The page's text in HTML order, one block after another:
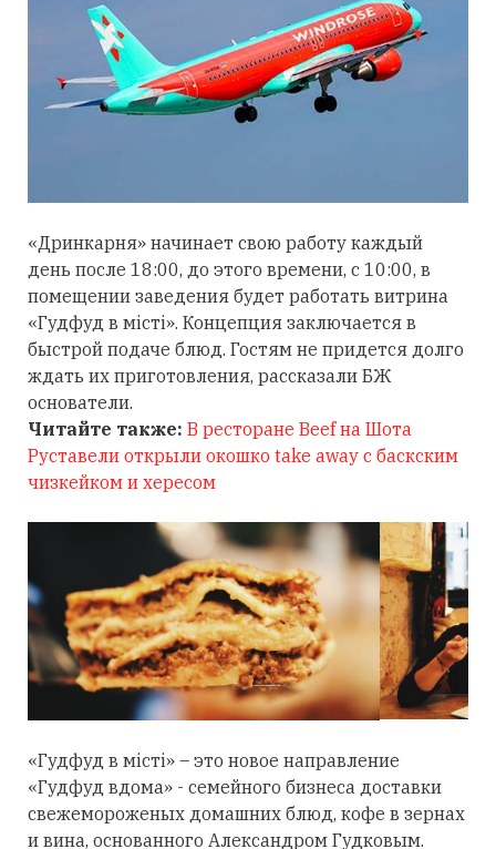
«Дринкарня» начинает свою работу каждый
день после 18:00, до этого времени, с 10:00, в
помещении заведения будет работать витрина
«Гудфуд в місті». Концепция заключается в
быстрой подаче блюд. Гостям не придется долго
ждать их приготовления, рассказали БЖ
основатели.
Читайте также: В ресторане Beef на Шота
Руставели открыли окошко take away с баскским
чизкейком и хересом
«Гудфуд в місті» – это новое направление
«Гудфуд вдома» - семейного бизнеса доставки
свежемороженых домашних блюд, кофе в зернах
и вина, основанного Александром Гудковым.